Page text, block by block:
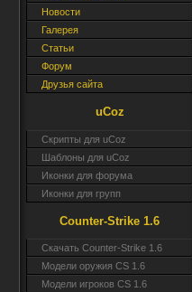
Новости
Галерея
Статьи
Форум
Друзья сайта
uCoz
Скрипты для uCoz
Шаблоны для uCoz
Иконки для форума
Иконки для групп
Counter-Strike 1.6
Скачать Counter-Strike 1.6
Модели оружия CS 1.6
Модели игроков CS 1.6